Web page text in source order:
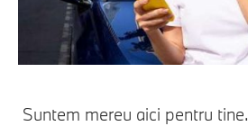
Suntem mereu aici pentru tine.